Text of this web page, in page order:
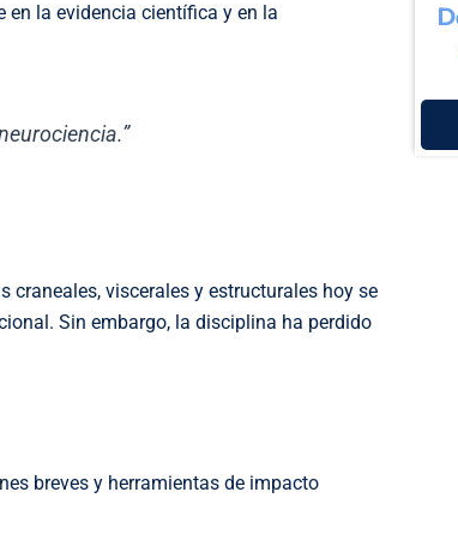
en la evidencia científica y en la
viscerales y estructurales hoy se
Sin embargo, la disciplina ha perdido
breves y herramientas de impacto